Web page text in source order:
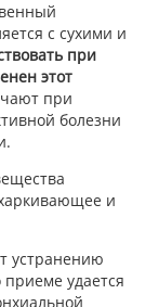
с сухими и
при
этот
при
болезни
и
устранению
удается